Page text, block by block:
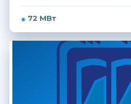
72 МВт